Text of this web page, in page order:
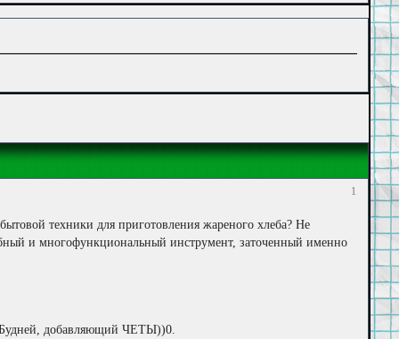
1
техники для приготовления жареного хлеба? Не
и многофункциональный инструмент, заточенный именно
добавляющий ЧЕТЫ))0.